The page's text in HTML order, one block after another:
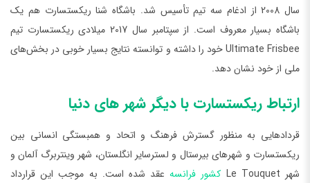
سال 2008 از ادغام سه تیم تأسیس شد. باشگاه شنا ریکستسارت هم یک
باشگاه بسیار معروف است. از سپتامبر سال 2017 میلادی ریکستسارت تیم
Ultimate Frisbee خود را داشته و توانسته نتایج بسیار خوبی در بخش‌های
ملی از خود نشان دهد.
ارتباط ریکستسارت با دیگر شهر های دنیا
قردادهایی به منظور گسترش فرهنگ و اتحاد و همبستگی انسانی بین
ریکستسارت و شهر‌های بیرستال و لسترسایر انگلستان، شهر وینتربرگ آلمان و
شهر Le Touquet
کشور فرانسهعقد شده است. به موجب این قرارداد